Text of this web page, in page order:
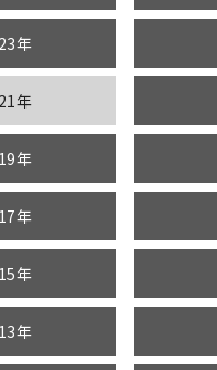
年
年
年
年
年
年